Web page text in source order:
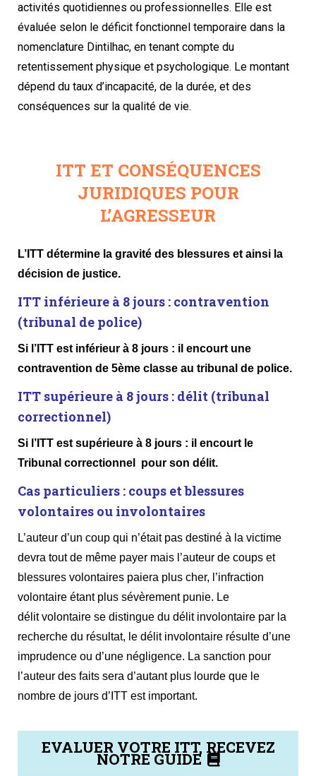
activités quotidiennes ou professionnelles. Elle est
évaluée selon le déficit fonctionnel temporaire dans la
nomenclature Dintilhac, en tenant compte du
retentissement physique et psychologique. Le montant
dépend du taux d’incapacité, de la durée, et des
conséquences sur la qualité de vie.
ITT ET CONSÉQUENCES
JURIDIQUES POUR
L’AGRESSEUR
L’ITT détermine la gravité des blessures et ainsi la
décision de justice.
ITT inférieure à 8 jours : contravention
(tribunal de police)
Si l’ITT est inférieur à 8 jours : il encourt une
contravention de 5ème classe au tribunal de police.
ITT supérieure à 8 jours : délit (tribunal
correctionnel)
Si l’ITT est supérieure à 8 jours : il encourt le
Tribunal correctionnel pour son délit.
Cas particuliers : coups et blessures
volontaires ou involontaires
L’auteur d’un coup qui n’était pas destiné à la victime
devra tout de même payer mais l’auteur de coups et
blessures volontaires paiera plus cher, l’infraction
volontaire étant plus sévèrement punie. Le
délit volontaire se distingue du délit involontaire par la
recherche du résultat, le délit involontaire résulte d’une
imprudence ou d’une négligence. La sanction pour
l’auteur des faits sera d’autant plus lourde que le
nombre de jours d’ITT est important.
EVALUER VOTRE ITT, RECEVEZ
NOTRE GUIDE